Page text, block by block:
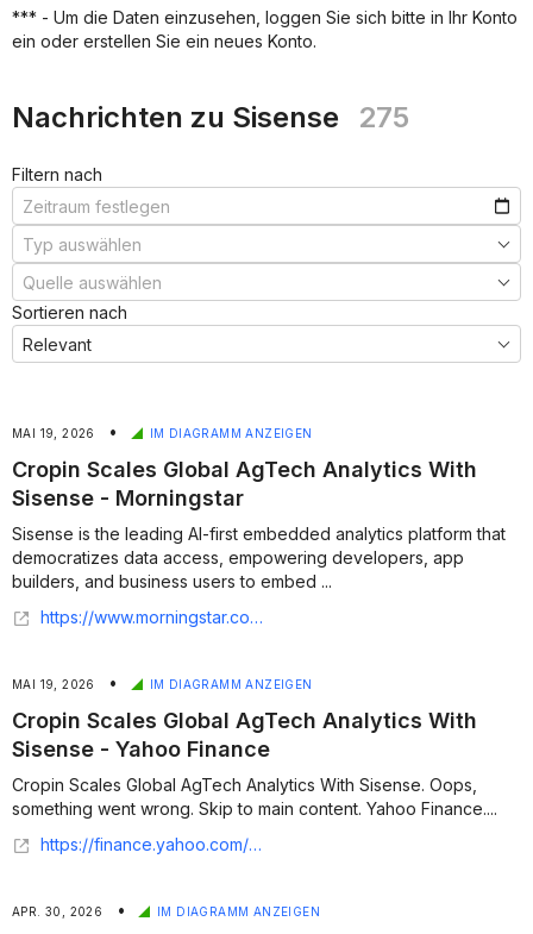
***
*** - Um die Daten einzusehen, loggen Sie sich bitte in Ihr Konto
ein oder erstellen Sie ein neues Konto.
Nachrichten zu Sisense 275
Filtern nach
Sortieren nach
MAI 19, 2026 • IM DIAGRAMM ANZEIGEN
Cropin Scales Global AgTech Analytics With
Sisense - Morningstar
Sisense is the leading AI-first embedded analytics platform that
democratizes data access, empowering developers, app
builders, and business users to embed ...
https://www.morningstar.com/news/business-wire/20260519061733/cropin-scales-global-agtech-analytics-with-sisense
MAI 19, 2026 • IM DIAGRAMM ANZEIGEN
Cropin Scales Global AgTech Analytics With
Sisense - Yahoo Finance
Cropin Scales Global AgTech Analytics With Sisense. Oops,
something went wrong. Skip to main content. Yahoo Finance....
https://finance.yahoo.com/sectors/technology/articles/cropin-scales-global-agtech-analytics-100000287.html
APR. 30, 2026 • IM DIAGRAMM ANZEIGEN